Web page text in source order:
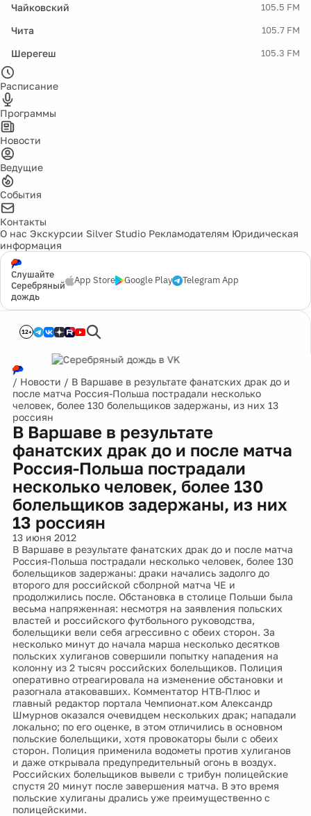
Чайковский 105.5 FM
Чита 105.7 FM
Шерегеш 105.3 FM
Расписание
Программы
Новости
Ведущие
События
Контакты
О нас Экскурсии Silver Studio Рекламодателям Юридическая
информация
Слушайте
Серебряный
дождь
App Store Google Play Telegram App
12+
/ Новости / В Варшаве в результате фанатских драк до и
после матча Россия-Польша пострадали несколько
человек, более 130 болельщиков задержаны, из них 13
россиян
В Варшаве в результате
фанатских драк до и после матча
Россия-Польша пострадали
несколько человек, более 130
болельщиков задержаны, из них
13 россиян
13 июня 2012
В Варшаве в результате фанатских драк до и после матча
Россия-Польша пострадали несколько человек, более 130
болельщиков задержаны: драки начались задолго до
второго для российской сболрной матча ЧЕ и
продолжились после. Обстановка в столице Польши была
весьма напряженная: несмотря на заявления польских
властей и российского футбольного руководства,
болельщики вели себя агрессивно с обеих сторон. За
несколько минут до начала марша несколько десятков
польских хулиганов совершили попытку нападения на
колонну из 2 тысяч российских болельщиков. Полиция
оперативно отреагировала на изменение обстановки и
разогнала атаковавших. Комментатор НТВ-Плюс и
главный редактор портала Чемпионат.ком Александр
Шмурнов оказался очевидцем нескольких драк; нападали
локально; по его оценке, в этом отличились в основном
польские болельщики, хотя провокаторы были с обеих
сторон. Полиция применила водометы против хулиганов
и даже открывала предупредительный огонь в воздух.
Российских болельщиков вывели с трибун полицейские
спустя 20 минут после завершения матча. В это время
польские хулиганы дрались уже преимущественно с
полицейскими.